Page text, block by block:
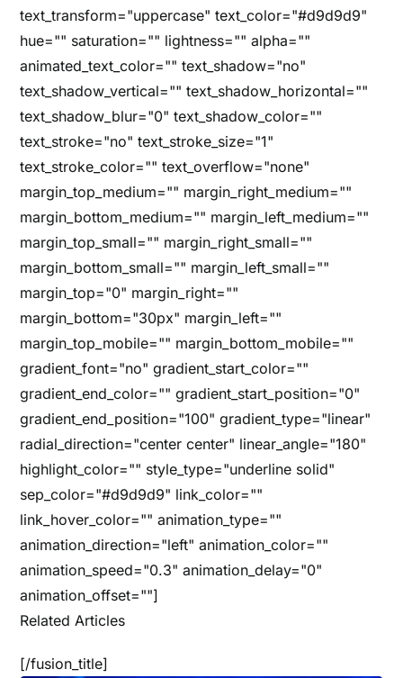
text_transform="uppercase" text_color="#d9d9d9"
hue="" saturation="" lightness="" alpha=""
animated_text_color="" text_shadow="no"
text_shadow_vertical="" text_shadow_horizontal=""
text_shadow_blur="0" text_shadow_color=""
text_stroke="no" text_stroke_size="1"
text_stroke_color="" text_overflow="none"
margin_top_medium="" margin_right_medium=""
margin_bottom_medium="" margin_left_medium=""
margin_top_small="" margin_right_small=""
margin_bottom_small="" margin_left_small=""
margin_top="0" margin_right=""
margin_bottom="30px" margin_left=""
margin_top_mobile="" margin_bottom_mobile=""
gradient_font="no" gradient_start_color=""
gradient_end_color="" gradient_start_position="0"
gradient_end_position="100" gradient_type="linear"
radial_direction="center center" linear_angle="180"
highlight_color="" style_type="underline solid"
sep_color="#d9d9d9" link_color=""
link_hover_color="" animation_type=""
animation_direction="left" animation_color=""
animation_speed="0.3" animation_delay="0"
animation_offset=""]
Related Articles
[/fusion_title]